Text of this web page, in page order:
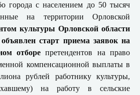
города с населением до 50 тысяч
на территории Орловской
культуры Орловской области
старт приема заявок на
отборе претендентов на право
компенсационной выплаты в
рублей работнику культуры,
на работу в сельские